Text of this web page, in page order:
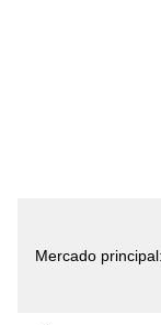
Mercado principal: